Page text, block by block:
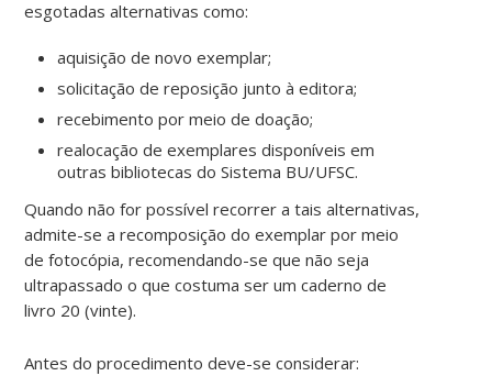
esgotadas alternativas como:
aquisição de novo exemplar;
solicitação de reposição junto à editora;
recebimento por meio de doação;
realocação de exemplares disponíveis em
outras bibliotecas do Sistema BU/UFSC.
Quando não for possível recorrer a tais alternativas,
admite-se a recomposição do exemplar por meio
de fotocópia, recomendando-se que não seja
ultrapassado o que costuma ser um caderno de
livro 20 (vinte).
Antes do procedimento deve-se considerar: